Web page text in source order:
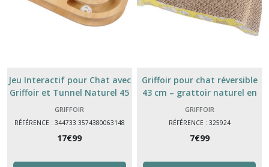
Jeu Interactif pour Chat avec
Griffoir et Tunnel Naturel 45
cm Jouet d’Intérieur Anti-
Stress 45x25x4CM
GRIFFOIR
RÉFÉRENCE : 344733 3574380063148
17€99
Griffoir pour chat réversible
43 cm – grattoir naturel en
carton & sisal pour chats
GRIFFOIR
RÉFÉRENCE : 325924
7€99